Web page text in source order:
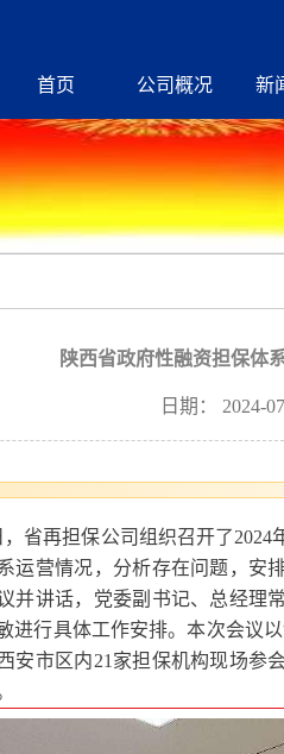
首页 公司概况 新
陕西省政府性融资担保体
日期： 2024-
，省再担保公司组织召开了
运营情况，分析存在问题，安
并讲话，党委副书记、总经理
进行具体工作安排。本次会议
安市区内21家担保机构现场参